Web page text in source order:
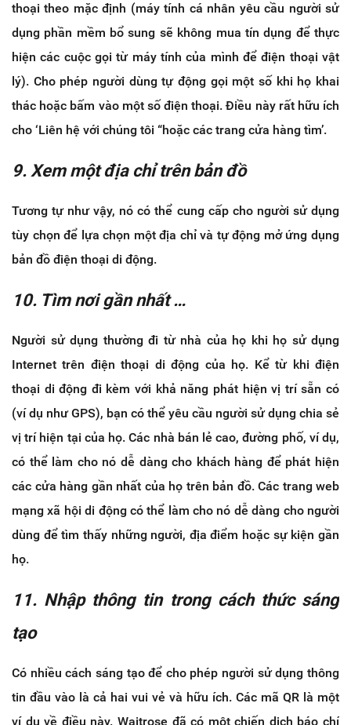
thoại theo mặc định (máy tính cá nhân yêu cầu người sử
dụng phần mềm bổ sung sẽ không mua tín dụng để thực
hiện các cuộc gọi từ máy tính của mình để điện thoại vật
lý). Cho phép người dùng tự động gọi một số khi họ khai
thác hoặc bấm vào một số điện thoại. Điều này rất hữu ích
cho ‘Liên hệ với chúng tôi “hoặc các trang cửa hàng tìm’.
9. Xem một địa chỉ trên bản đồ
Tương tự như vậy, nó có thể cung cấp cho người sử dụng
tùy chọn để lựa chọn một địa chỉ và tự động mở ứng dụng
bản đồ điện thoại di động.
10. Tìm nơi gần nhất …
Người sử dụng thường đi từ nhà của họ khi họ sử dụng
Internet trên điện thoại di động của họ. Kể từ khi điện
thoại di động đi kèm với khả năng phát hiện vị trí sẵn có
(ví dụ như GPS), bạn có thể yêu cầu người sử dụng chia sẻ
vị trí hiện tại của họ. Các nhà bán lẻ cao, đường phố, ví dụ,
có thể làm cho nó dễ dàng cho khách hàng để phát hiện
các cửa hàng gần nhất của họ trên bản đồ. Các trang web
mạng xã hội di động có thể làm cho nó dễ dàng cho người
dùng để tìm thấy những người, địa điểm hoặc sự kiện gần
họ.
11. Nhập thông tin trong cách thức sáng
tạo
Có nhiều cách sáng tạo để cho phép người sử dụng thông
tin đầu vào là cả hai vui vẻ và hữu ích. Các mã QR là một
ví dụ về điều này. Waitrose đã có một chiến dịch báo chí